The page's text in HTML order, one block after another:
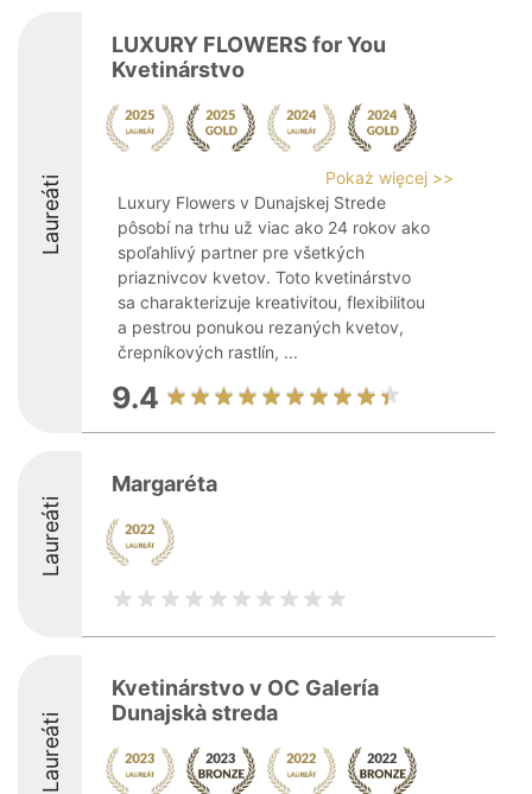
Laureáti
LUXURY FLOWERS for You
Kvetinárstvo
Pokaż więcej >>
Luxury Flowers v Dunajskej Strede
pôsobí na trhu už viac ako 24 rokov ako
spoľahlivý partner pre všetkých
priaznivcov kvetov. Toto kvetinárstvo
sa charakterizuje kreativitou, flexibilitou
a pestrou ponukou rezaných kvetov,
črepníkových rastlín, ...
9.4
Laureáti
Margaréta
Laureáti
Kvetinárstvo v OC Galería
Dunajskà streda